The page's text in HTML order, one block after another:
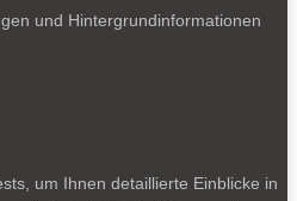
und Hintergrundinformationen
um Ihnen detaillierte Einblicke in